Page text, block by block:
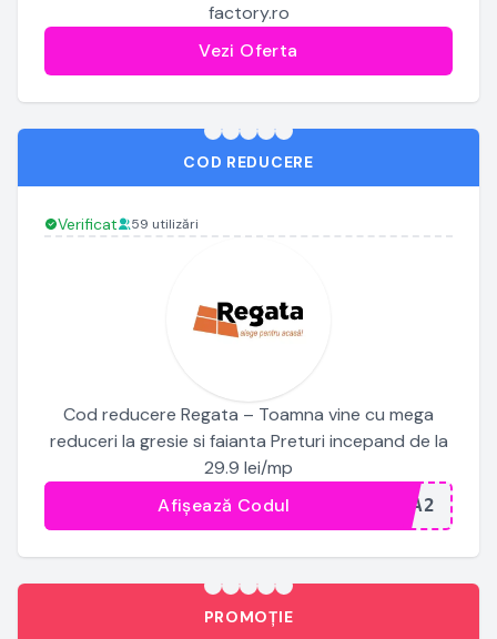
factory.ro
Vezi Oferta
COD REDUCERE
Verificat 59 utilizări
Cod reducere Regata – Toamna vine cu mega
reduceri la gresie si faianta Preturi incepand de la
29.9 lei/mp
...RA2
Afișează Codul
PROMOȚIE